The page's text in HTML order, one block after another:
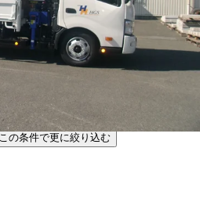
この条件で更に絞り込む